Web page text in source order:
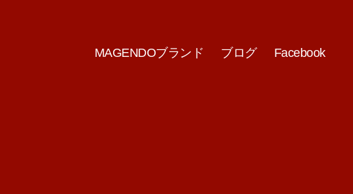
MAGENDOブランド ブログ Facebook